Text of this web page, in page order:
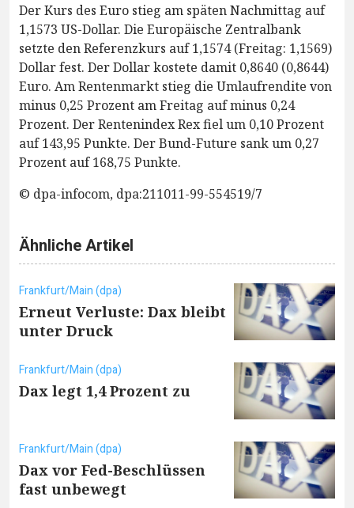
Der Kurs des Euro stieg am späten Nachmittag auf
1,1573 US-Dollar. Die Europäische Zentralbank
setzte den Referenzkurs auf 1,1574 (Freitag: 1,1569)
Dollar fest. Der Dollar kostete damit 0,8640 (0,8644)
Euro. Am Rentenmarkt stieg die Umlaufrendite von
minus 0,25 Prozent am Freitag auf minus 0,24
Prozent. Der Rentenindex Rex fiel um 0,10 Prozent
auf 143,95 Punkte. Der Bund-Future sank um 0,27
Prozent auf 168,75 Punkte.
© dpa-infocom, dpa:211011-99-554519/7
Ähnliche Artikel
Frankfurt/Main (dpa)
Erneut Verluste: Dax bleibt
unter Druck
Frankfurt/Main (dpa)
Dax legt 1,4 Prozent zu
Frankfurt/Main (dpa)
Dax vor Fed-Beschlüssen
fast unbewegt